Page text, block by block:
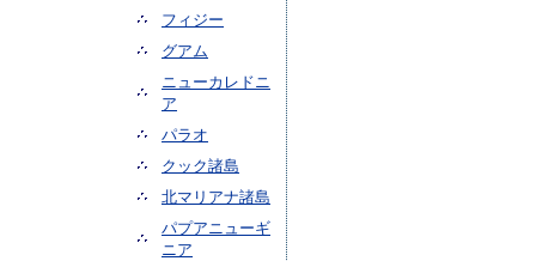
フィジー
グアム
ニューカレドニ
ア
パラオ
クック諸島
北マリアナ諸島
パプアニューギ
ニア